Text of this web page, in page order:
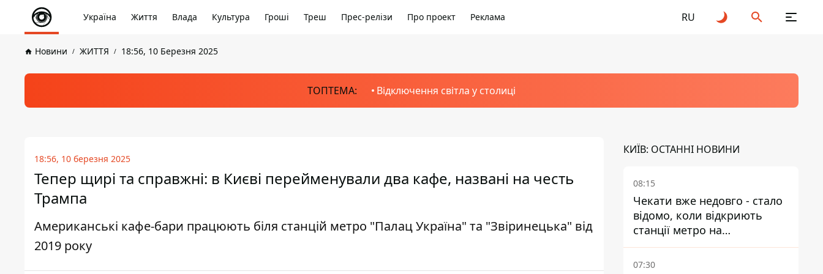
Україна Життя Влада Культура Гроші Треш Прес-релізи Про проект Реклама RU
Новини ЖИТТЯ 18:56, 10 Березня 2025
ТОПТЕМА: Відключення світла у столиці
18:56, 10 березня 2025
Тепер щирі та справжні: в Києві перейменували два кафе, названі на честь
Трампа
Американські кафе-бари працюють біля станцій метро "Палац Україна" та "Звіринецька" від
2019 року
КИЇВ: ОСТАННІ НОВИНИ
08:15
Чекати вже недовго - стало
відомо, коли відкриють
станції метро на
Виноградарі
07:30